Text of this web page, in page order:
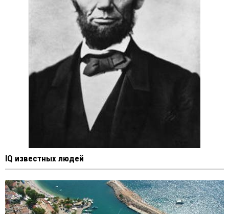
IQ известных людей